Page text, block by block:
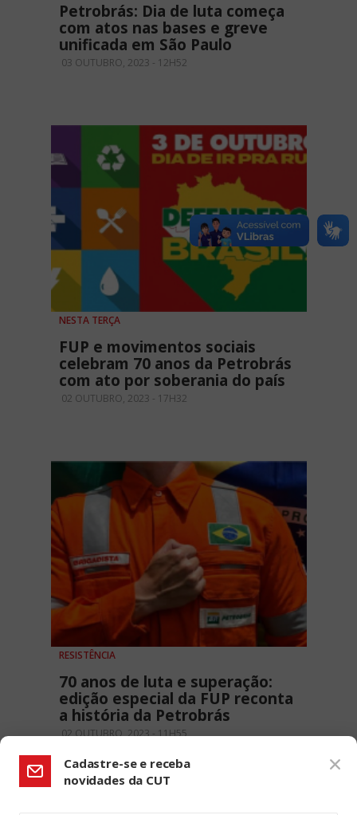
Petrobrás: Dia de luta começa
com atos nas bases e greve
unificada em São Paulo
03 OUTUBRO, 2023 - 12H52
NESTA TERÇA
FUP e movimentos sociais
celebram 70 anos da Petrobrás
com ato por soberania do país
02 OUTUBRO, 2023 - 17H32
RESISTÊNCIA
70 anos de luta e superação:
edição especial da FUP reconta
a história da Petrobrás
02 OUTUBRO, 2023 - 11H55
Cadastre-se e receba
novidades da CUT